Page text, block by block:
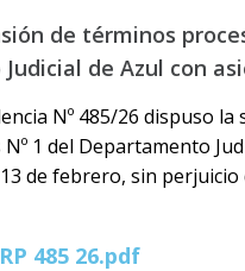
de términos
de Azul con
Nº 485/26 dispuso
1 del Departamento
de febrero, sin perjuicio
RP 485 26.pdf